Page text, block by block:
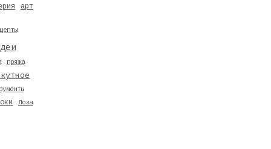
арт
пряжа
Лоза